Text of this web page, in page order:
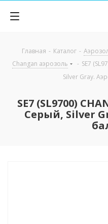
Главная - Каталог -
Changan аэрозоль
- SE7
Silver Gray.
SE7 (SL9700)
Серый, Silver